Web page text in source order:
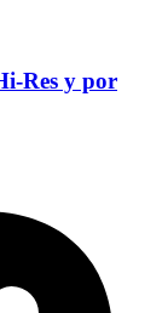
Res y por